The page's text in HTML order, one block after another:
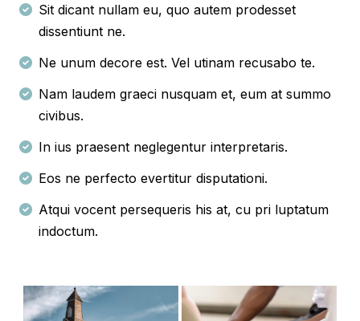
Sit dicant nullam eu, quo autem prodesset
dissentiunt ne.
Ne unum decore est. Vel utinam recusabo te.
Nam laudem graeci nusquam et, eum at summo
civibus.
In ius praesent neglegentur interpretaris.
Eos ne perfecto evertitur disputationi.
Atqui vocent persequeris his at, cu pri luptatum
indoctum.